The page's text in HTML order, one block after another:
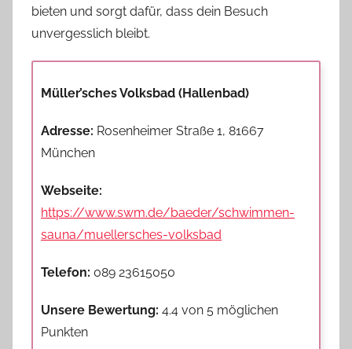
bieten und sorgt dafür, dass dein Besuch
unvergesslich bleibt.
Müller’sches Volksbad (Hallenbad)
Adresse: Rosenheimer Straße 1, 81667
München
Webseite:
https://www.swm.de/baeder/schwimmen-
sauna/muellersches-volksbad
Telefon: 089 23615050
Unsere Bewertung: 4.4 von 5 möglichen
Punkten